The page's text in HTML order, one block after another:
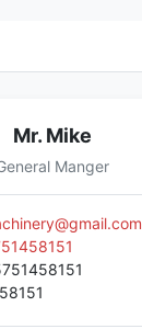
Mr. Mike
Manger